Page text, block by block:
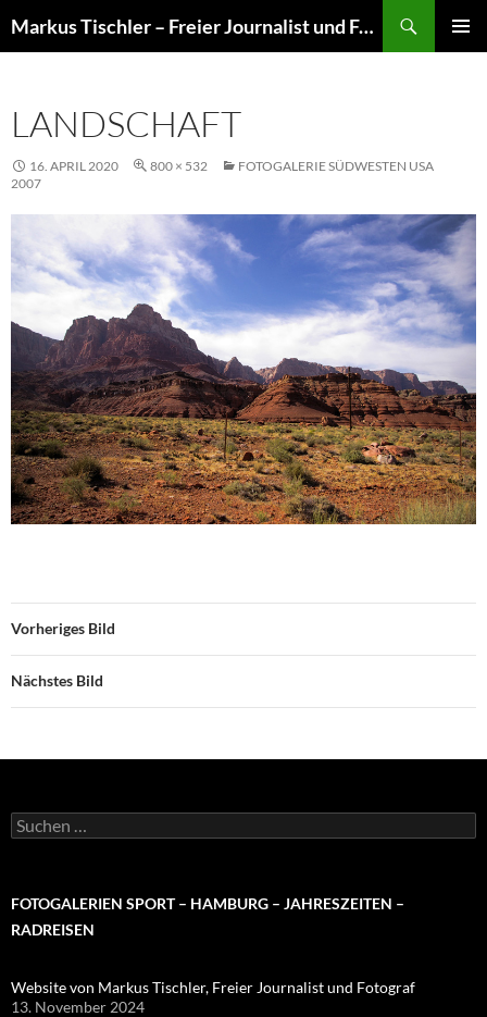
Markus Tischler – Freier Journalist und Fotograf
LANDSCHAFT
16. APRIL 2020 800 × 532
FOTOGALERIE SÜDWESTEN USA
2007
Vorheriges Bild
Nächstes Bild
Suchen
nach:
FOTOGALERIEN SPORT – HAMBURG – JAHRESZEITEN –
RADREISEN
Website von Markus Tischler, Freier Journalist und Fotograf
13. November 2024